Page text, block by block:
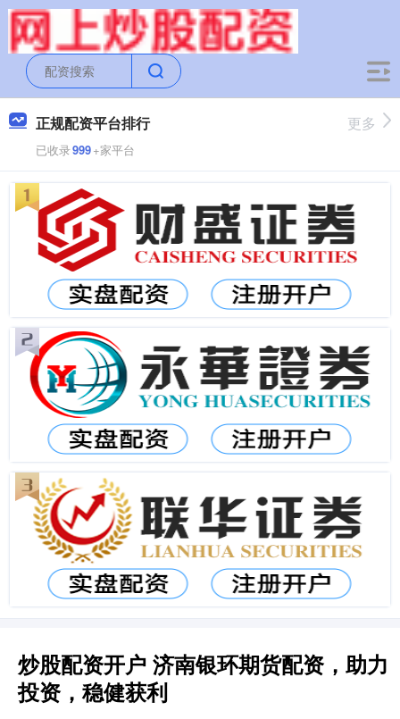
正规配资平台排行
已收录999+家平台
更多
炒股配资开户 济南银环期货配资，助力
投资，稳健获利